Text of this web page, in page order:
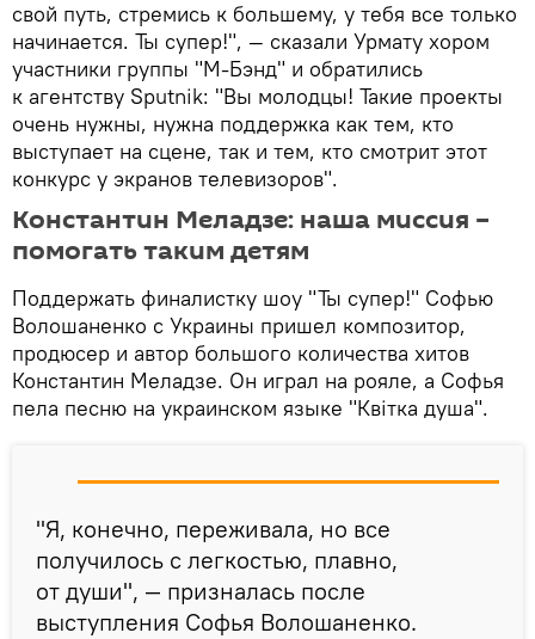
свой путь, стремись к большему, у тебя все только
начинается. Ты супер!", — сказали Урмату хором
участники группы "М-Бэнд" и обратились
к агентству Sputnik: "Вы молодцы! Такие проекты
очень нужны, нужна поддержка как тем, кто
выступает на сцене, так и тем, кто смотрит этот
конкурс у экранов телевизоров".
Константин Меладзе: наша миссия –
помогать таким детям
Поддержать финалистку шоу "Ты супер!" Софью
Волошаненко с Украины пришел композитор,
продюсер и автор большого количества хитов
Константин Меладзе. Он играл на рояле, а Софья
пела песню на украинском языке "Квiтка душа".
"Я, конечно, переживала, но все
получилось с легкостью, плавно,
от души", — призналась после
выступления Софья Волошаненко.